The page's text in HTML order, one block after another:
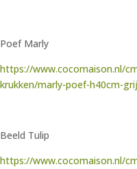
Poef Marly
https://www.cocomaison.nl/
krukken/marly-poef-h40cm-
Beeld Tulip
https://www.cocomaison.nl/